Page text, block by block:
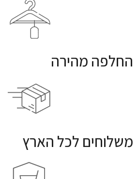
החלפה מהירה
משלוחים לכל הארץ